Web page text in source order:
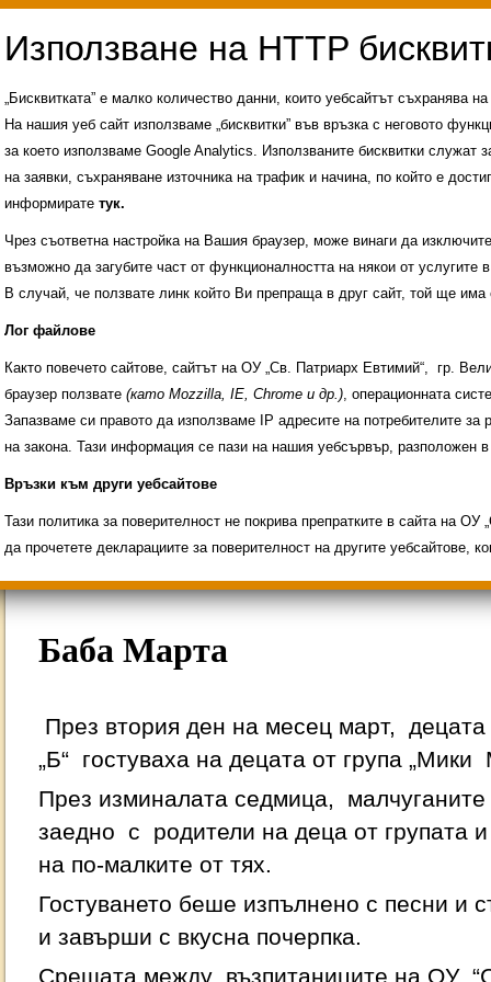
Свободни места за ученици
ИНОВАЦИЯ 2026
Олимпиади 2025/2026
Баба Марта
През втория ден на месец март, децата
„Б“ гостуваха на децата от група „Мики
През изминалата седмица,
заедно с родители на деца от групата
на по-малките от тях.
Гостуването беше изпълнено с песни и
и завърши с вкусна почерпка.
Срещата между възпитаниците на ОУ
„Бисквитката” е малко количество данни, които уебсайтът съхранява
На нашия уеб сайт използваме „бисквитки” във връзка с неговото
за което използваме Google Analytics. Използваните бисквитки служат
на заявки, съхраняване източника на трафик и начина, по който е
информирате тук.
Чрез съответна настройка на Вашия браузер, може винаги да
възможно да загубите част от функционалността на някои от услугите
В случай, че ползвате линк който Ви препраща в друг сайт, той ще има
Лог файлове
Както повечето сайтове, сайтът на ОУ „Св. Патриарх Евтимий“, гр.
браузер ползвате (като Mozzilla, IE, Chrome и др.), операционната
Запазваме си правото да използваме IP адресите на потребителите
на закона. Тази информация се пази на нашия уебсървър,
Връзки към други уебсайтове
Тази политика за поверителност не покрива препратките в сайта на
да прочетете декларациите за поверителност на другите уебсайтове,